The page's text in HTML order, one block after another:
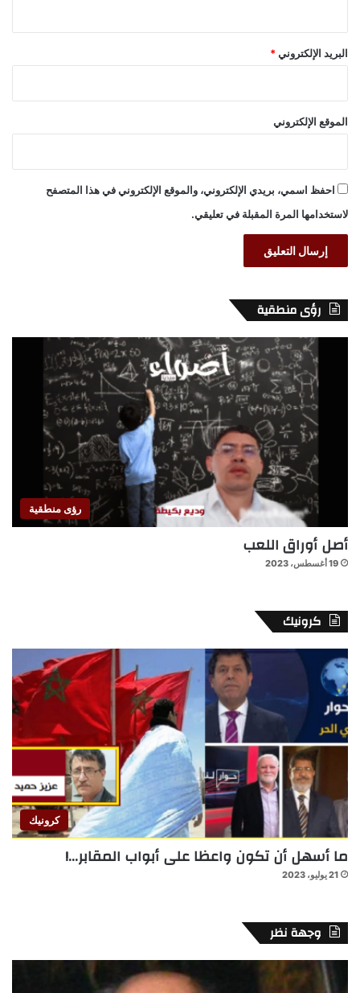
البريد الإلكتروني *
الموقع الإلكتروني
احفظ اسمي، بريدي الإلكتروني، والموقع الإلكتروني في هذا المتصفح
لاستخدامها المرة المقبلة في تعليقي.
رؤى منطقية
رؤى منطقية
أصل أوراق اللعب
19 أغسطس، 2023
كرونيك
كرونيك
ما أسهل أن تكون واعظا على أبواب المقابر…!
21 يوليو، 2023
وجهة نظر